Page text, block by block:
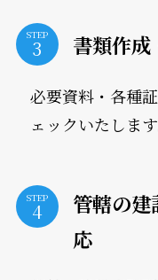
STEP 書類作成
必要資料・各種
ェックいたします
STEP
管轄の
応